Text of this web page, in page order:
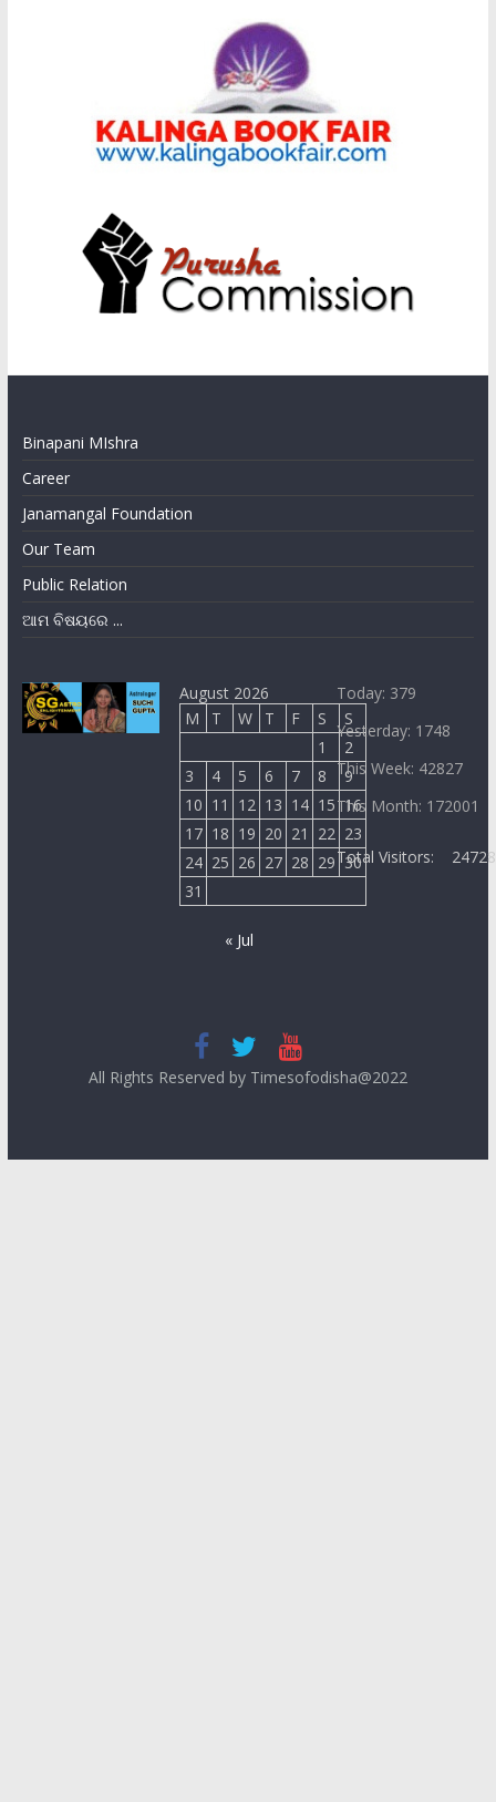
Binapani MIshra
Career
Janamangal Foundation
Our Team
Public Relation
ଆମ ବିଷୟରେ ...
August 2026
M
T W T F S
S
1
2
3
4 5 6 7 8
9
10 11 12 13 14 15 16
17 18 19 20 21 22 23
24 25 26 27 28 29 30
31
« Jul
Today: 379
Yesterday: 1748
This Week: 42827
This Month: 172001
Total Visitors:
All Rights Reserved by Timesofodisha@2022